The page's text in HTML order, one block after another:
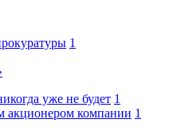
1
уже не будет 1
акционером компании 1